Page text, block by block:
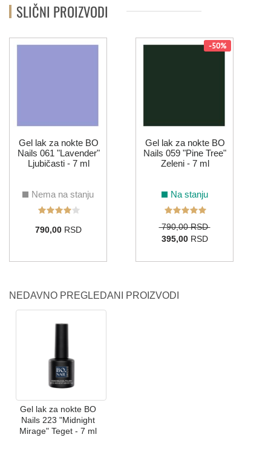
SLIČNI PROIZVODI
Gel lak za nokte BO
Nails 061 "Lavender"
Ljubičasti - 7 ml
Nema na stanju
790,00RSD
-50%
Gel lak za nokte BO
Nails 059 "Pine Tree"
Zeleni - 7 ml
Na stanju
790,00 RSD
395,00RSD
NEDAVNO PREGLEDANI PROIZVODI
Gel lak za nokte BO
Nails 223 "Midnight
Mirage" Teget - 7 ml